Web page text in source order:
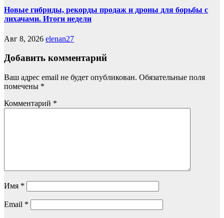
Новые гибриды, рекорды продаж и дроны для борьбы с
лихачами. Итоги недели
Авг 8, 2026 elenan27
Добавить комментарий
Ваш адрес email не будет опубликован. Обязательные поля
помечены *
Комментарий *
Имя *
Email *